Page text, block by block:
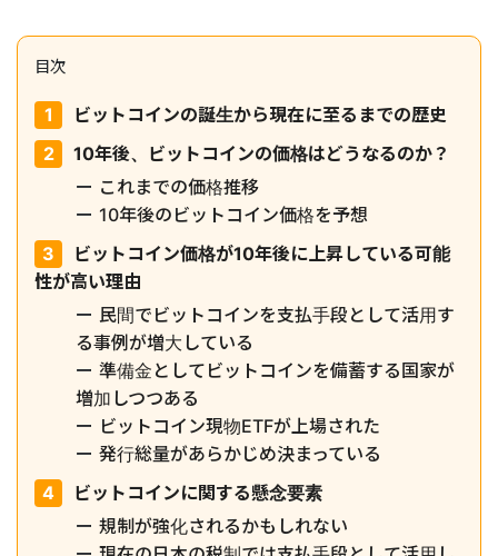
目次
ビットコインの誕生から現在に至るまでの歴史
10年後、ビットコインの価格はどうなるのか？
これまでの価格推移
10年後のビットコイン価格を予想
ビットコイン価格が10年後に上昇している可能
性が高い理由
民間でビットコインを支払手段として活用す
る事例が増大している
準備金としてビットコインを備蓄する国家が
増加しつつある
ビットコイン現物ETFが上場された
発行総量があらかじめ決まっている
ビットコインに関する懸念要素
規制が強化されるかもしれない